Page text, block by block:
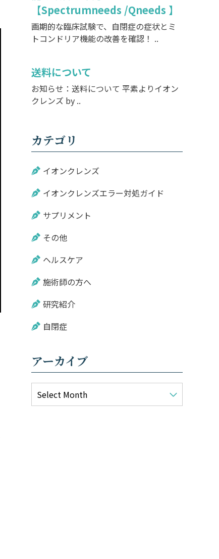
【Spectrumneeds /Qneeds 】
画期的な臨床試験で、自閉症の症状とミ
トコンドリア機能の改善を確認！ ..
送料について
お知らせ：送料について 平素よりイオン
クレンズ by ..
カテゴリ
イオンクレンズ
イオンクレンズエラー対処ガイド
サプリメント
その他
ヘルスケア
施術師の方へ
研究紹介
自閉症
アーカイブ